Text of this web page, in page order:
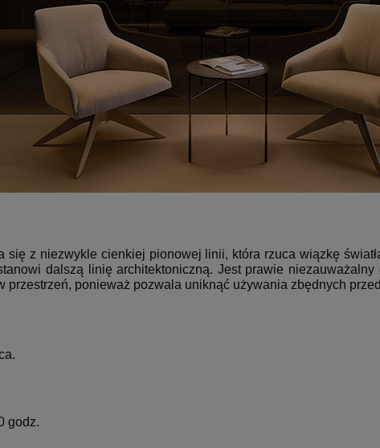
się z niezwykle cienkiej pionowej linii, która rzuca wiązkę
dalszą linię architektoniczną. Jest prawie
ponieważ pozwala uniknąć używania zbędnych
godz.